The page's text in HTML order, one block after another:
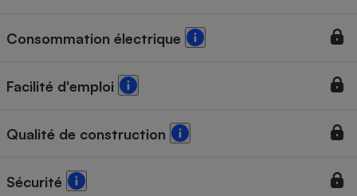
Consommation électrique
Facilité d'emploi
Qualité de construction
Sécurité